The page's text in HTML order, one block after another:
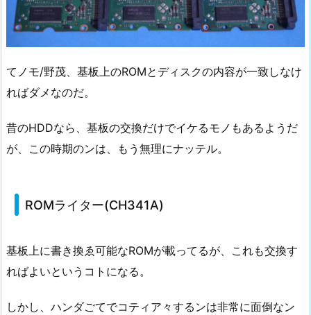
てノモ/野茂、基板上のROMとディスクの内容が一致しなけ
ればダメなのだ。
昔のHDDなら、基板の交換だけでイケるモノもあるようだ
が、この時期のンは、もう無理にナッテル。
ROMライター(CH341A)
基板上に書き換ゑ可能なROMが載ってるが、これも交換す
ればよいというコトになる。
しかし、ハンダごてでコティア々するンは非常に面倒なン